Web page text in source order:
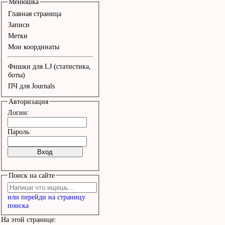
Космонавты на орбите
Курят дурь и верят в
Припев
Превращалась кровь в
Еще вздох и будет
Ты сказала: "Тихий
Знает тайный путь по
И как будто
Прошептала мне еще:
"Только б ветер
Менюшка
Главная страница
Записи
Метки
Мои координаты
Фишки для LJ (статистика,
боты)
ПЧ для Journals
Авторизация
Логин:
Пароль:
Поиск на сайте
или перейди на страницу
поиска
На этой странице: